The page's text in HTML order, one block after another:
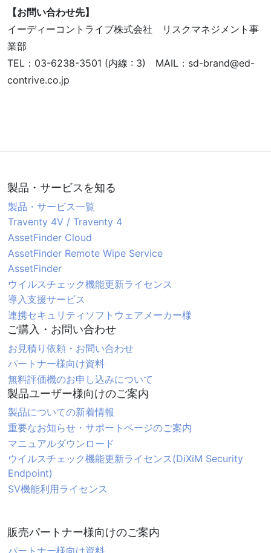
【お問い合わせ先】
イーディーコントライブ株式会社 リスクマネジメント事
業部
TEL：03-6238-3501 (内線 : 3) MAIL：sd-brand
ed-
contrive.co.jp
製品・サービスを知る
製品・サービス一覧
Traventy 4V / Traventy 4
AssetFinder Cloud
AssetFinder Remote Wipe Service
AssetFinder
ウイルスチェック機能更新ライセンス
導入支援サービス
連携セキュリティソフトウェアメーカー様
ご購入・お問い合わせ
お見積り依頼・お問い合わせ
パートナー様向け資料
無料評価機のお申し込みについて
製品ユーザー様向けのご案内
製品についての新着情報
重要なお知らせ・サポートページのご案内
マニュアルダウンロード
ウイルスチェック機能更新ライセンス(DiXiM Security
Endpoint)
SV機能利用ライセンス
販売パートナー様向けのご案内